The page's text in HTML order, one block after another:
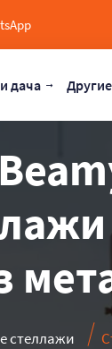
дача
стеллажи